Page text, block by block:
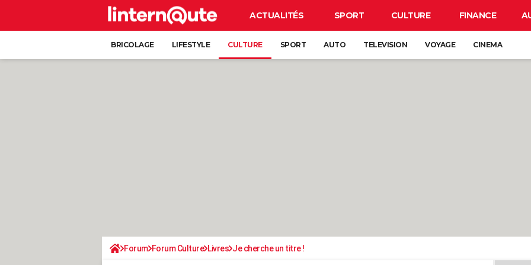
ACTUALITÉS SPORT CULTURE FINANCE
BRICOLAGE LIFESTYLE CULTURE SPORT AUTO TELEVISION VOYAGE CINEMA
Forum Forum Culture Livres Je cherche un titre !